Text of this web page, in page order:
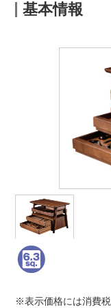
基本情報
※表示価格には消費税